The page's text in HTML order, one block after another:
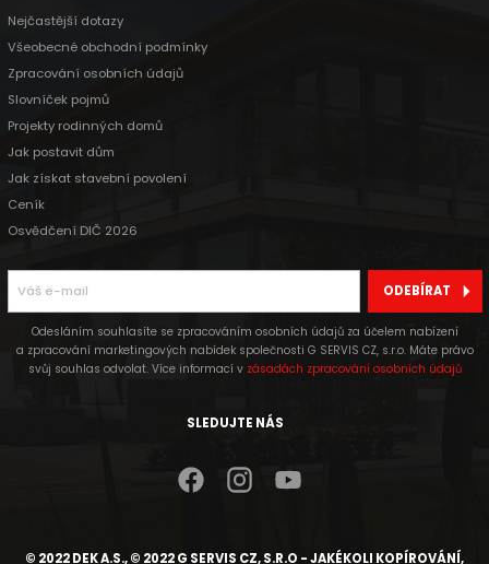
Nejčastější dotazy
Všeobecné obchodní podmínky
Zpracování osobních údajů
Slovníček pojmů
Projekty rodinných domů
Jak postavit dům
Jak získat stavební povolení
Ceník
Osvědčení DIČ 2026
ODEBÍRAT
Odesláním souhlasíte se zpracováním osobních údajů za účelem nabízení
a zpracování marketingových nabídek společnosti G SERVIS CZ, s.r.o. Máte právo
svůj souhlas odvolat. Více informací v zásadách zpracování osobních údajů
SLEDUJTE NÁS
© 2022 DEK A.S., © 2022 G SERVIS CZ, S.R.O - JAKÉKOLI KOPÍROVÁNÍ,